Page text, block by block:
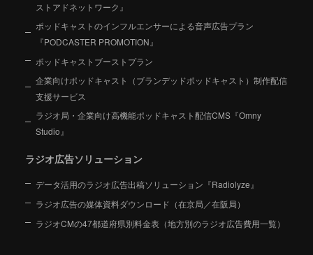
ストアドネットワーク』
ポッドキャストのインフルエンサーによる音声広告プラン
『PODCASTER PROMOTION』
ポッドキャストブーストプラン
企業向けポッドキャスト（ブランデッドポッドキャスト）制作配信
支援サービス
ラジオ局・企業向け高機能ポッドキャスト配信CMS『Omny
Studio』
ラジオ広告ソリューション
データ活用のラジオ広告出稿ソリューション『Radiolyze』
ラジオ広告の媒体資料ダウンロード（在京局／在阪局）
ラジオCMの47都道府県別料金表（地方別のラジオ広告費用一覧）